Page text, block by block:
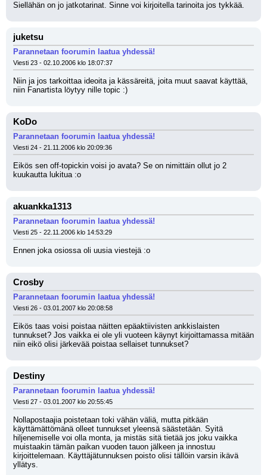
Siellähän on jo jatkotarinat. Sinne voi kirjoitella tarinoita jos tykkää.
juketsu
Parannetaan foorumin laatua yhdessä!
Viesti 23 - 02.10.2006 klo 18:07:37
Niin ja jos tarkoittaa ideoita ja kässäreitä, joita muut saavat käyttää,
niin Fanartista löytyy nille topic :)
KoDo
Parannetaan foorumin laatua yhdessä!
Viesti 24 - 21.11.2006 klo 20:09:36
Eikös sen off-topickin voisi jo avata? Se on nimittäin ollut jo 2
kuukautta lukitua :o
akuankka1313
Parannetaan foorumin laatua yhdessä!
Viesti 25 - 22.11.2006 klo 14:53:29
Ennen joka osiossa oli uusia viestejä :o
Crosby
Parannetaan foorumin laatua yhdessä!
Viesti 26 - 03.01.2007 klo 20:08:58
Eikös taas voisi poistaa näitten epäaktiivisten ankkislaisten
tunnukset? Jos vaikka ei ole yli vuoteen käynyt kirjoittamassa mitään
niin eikö olisi järkevää poistaa sellaiset tunnukset?
Destiny
Parannetaan foorumin laatua yhdessä!
Viesti 27 - 03.01.2007 klo 20:55:45
Nollapostaajia poistetaan toki vähän väliä, mutta pitkään
käyttämättömänä olleet tunnukset yleensä säästetään. Syitä
hiljenemiselle voi olla monta, ja mistäs sitä tietää jos joku vaikka
muistaakin tämän paikan vuoden tauon jälkeen ja innostuu
kirjoittelemaan. Käyttäjätunnuksen poisto olisi tällöin varsin ikävä
yllätys.